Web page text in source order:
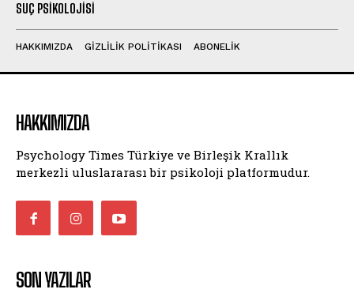
SUÇ PSIKOLOJISI
HAKKIMIZDA GIZLILIK POLITIKASI ABONELIK
HAKKIMIZDA
Psychology Times Türkiye ve Birleşik Krallık
merkezli uluslararası bir psikoloji platformudur.
SON YAZILAR